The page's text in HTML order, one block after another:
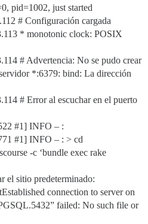
pid=1002, just started
# Configuración cargada
* monotonic clock: POSIX
# Advertencia: No se pudo crear
*:6379: bind: La dirección
# Error al escuchar en el puerto
#1] INFO – :
#1] INFO – : > cd
-c ‘bundle exec rake
sitio predeterminado:
connection to server on
failed: No such file or